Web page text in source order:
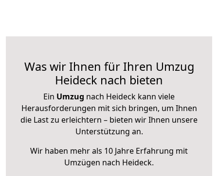
Was wir Ihnen für Ihren Umzug
Heideck nach bieten
Ein Umzug nach Heideck kann viele
Herausforderungen mit sich bringen, um Ihnen
die Last zu erleichtern – bieten wir Ihnen unsere
Unterstützung an.
Wir haben mehr als 10 Jahre Erfahrung mit
Umzügen nach Heideck.